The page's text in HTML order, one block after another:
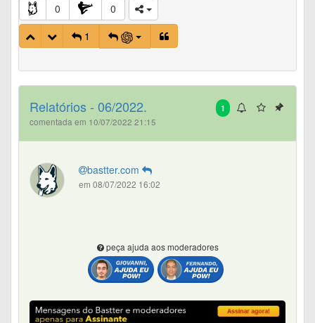
0
0
1
1
Relatórios - 06/2022.
comentada em 10/07/2022 21:15
bastter.com
em 08/07/2022 16:02
peça ajuda aos moderadores